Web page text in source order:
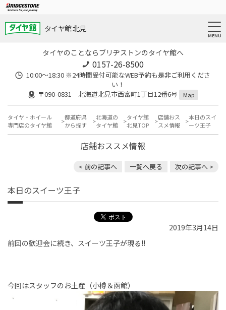
タイヤ館 北見
タイヤのことならブリヂストンのタイヤ館へ
0157-26-8500
10:00～18:30 ※24時間受付可能なWEB予約も是非ご利用くださ
い！
〒090-0831 北海道北見市西富町1丁目12番6号
Map
タイヤ・ホイール
専門店のタイヤ館
都道府県
から探す
北海道の
タイヤ館
タイヤ館
北見TOP
店舗おス
スメ情報
本日のスイ
ーツ王子
店舗おススメ情報
< 前の記事へ 一覧へ戻る 次の記事へ >
本日のスイーツ王子
2019年3月14日
前回の歓迎会に続き、スイーツ王子が現る!!
今回はスタッフのお土産（小樽＆函館）